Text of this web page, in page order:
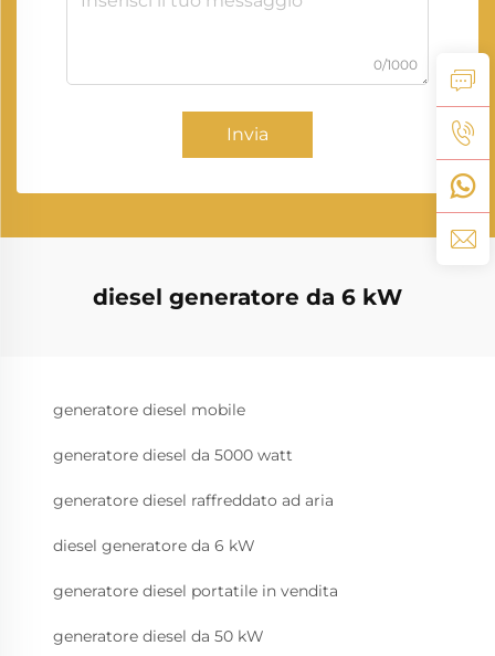
0/1000
Invia
diesel generatore da 6 kW
generatore diesel mobile
generatore diesel da 5000 watt
generatore diesel raffreddato ad aria
diesel generatore da 6 kW
generatore diesel portatile in vendita
generatore diesel da 50 kW